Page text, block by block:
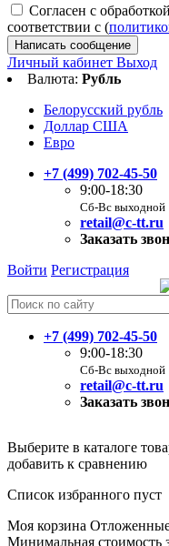
Согласен с
соответствии с (
Написать сообщение
Личный кабинет Выход
Валюта: Рубль
Белорусский рубль
Доллар США
Евро
+7 (499) 702-45-50
9:00-18:30
Сб-Вс выходной
retail@c-tt.ru
Заказать
Войти Регистрация
+7 (499) 702-45-50
9:00-18:30
Сб-Вс выходной
retail@c-tt.ru
Заказать
Выберите в каталоге
добавить к сравнению
Список избранного пуст
Моя корзина
Минимальная стоимость